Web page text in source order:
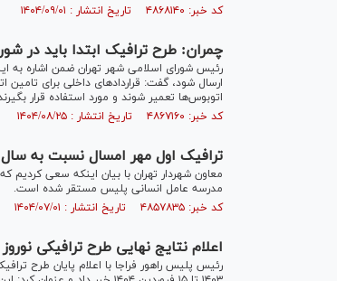
کد خبر: ۴۸۶۸۱۴۰ تاریخ انتشار : ۱۴۰۴/۰۹/۰۱
چمران: طرح ترافیک ابتدا باید در
رئیس شورای اسلامی شهر تهران ضمن اشاره به
ارسال شود، گفت: قراردادهای داخلی برای
اتوبوس‌ها تعمیر شوند و مورد استفاده قرار
کد خبر: ۴۸۶۷۱۶۰ تاریخ انتشار : ۱۴۰۴/۰۸/۲۵
ترافیک اول مهر امسال نسبت به سال گذشته ۱۱
مدرسه عامل انسانی پلیس مستقر شده است.
کد خبر: ۴۸۵۷۸۳۵ تاریخ انتشار : ۱۴۰۴/۰۷/۰۱
اعلام نتایج نهایی طرح ترافیکی نوروز ۱۴۰۴/ ۸۸۰ جان‌باخته و ۲۰ هزار و ۱۰۹ نفر مجروح